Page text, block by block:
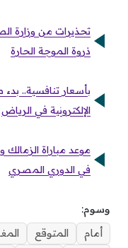
تحذيرات من وزارة
ذروة الموجة الحارة
بأسعار تنافسية..
الإلكترونية في الرياض
موعد مباراة الزمالك
في الدوري المصري
وسوم:
أمام
المتوقع